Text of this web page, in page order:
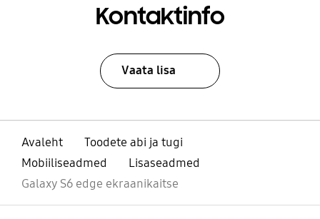
Kontaktinfo
Vaata lisa
Avaleht
Toodete abi ja tugi
Mobiiliseadmed
Lisaseadmed
Galaxy S6 edge ekraanikaitse